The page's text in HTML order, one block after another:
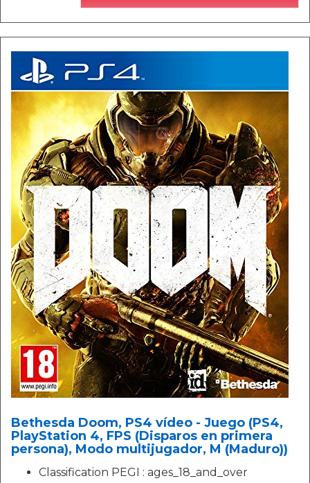
Bethesda Doom, PS4 vídeo - Juego (PS4,
PlayStation 4, FPS (Disparos en primera
persona), Modo multijugador, M (Maduro))
Classification PEGI : ages_18_and_over